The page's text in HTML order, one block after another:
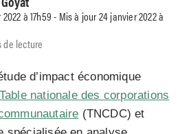
à 17h59 - Mis à jour 24 janvier 2022 à
de lecture
d’impact économique
Table nationale des corporations
(TNCDC) et